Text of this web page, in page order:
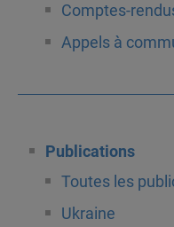
Comptes-
Appels à
Publications
Toutes les
Ukraine